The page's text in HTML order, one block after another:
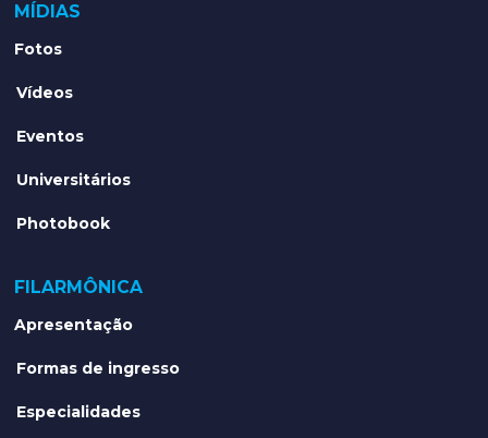
MÍDIAS
Fotos
Vídeos
Eventos
Universitários
Photobook
FILARMÔNICA
Apresentação
Formas de ingresso
Especialidades